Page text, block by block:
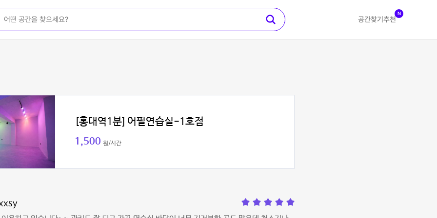
공간찾기 추천
N
[홍대역1분] 어필연습실-1호점
1,500 원/시간